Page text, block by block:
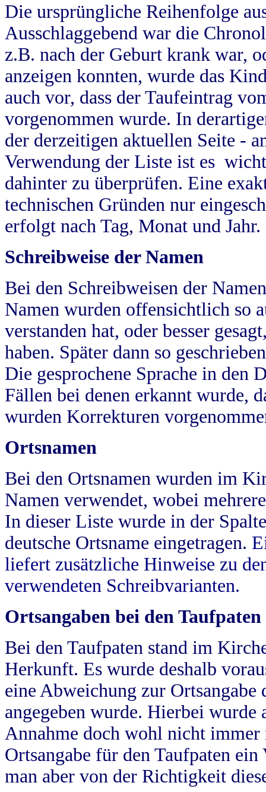
Die ursprüngliche Reihenfolge
Ausschlaggebend war die
z.B. nach der Geburt krank war,
anzeigen konnten, wurde das
auch vor, dass der Taufeintrag
vorgenommen wurde. In
der derzeitigen aktuellen Seite -
Verwendung der Liste ist es
dahinter zu überprüfen. Eine
technischen Gründen nur
erfolgt nach Tag, Monat und Jahr.
Schreibweise der Namen
Bei den Schreibweisen der
Namen wurden offensichtlich so
verstanden hat, oder besser
haben. Später dann so
Die gesprochene Sprache in
Fällen bei denen erkannt wurde,
wurden Korrekturen
Ortsnamen
Bei den Ortsnamen wurden im
Namen verwendet, wobei
In dieser Liste wurde in der
deutsche Ortsname eingetragen.
liefert zusätzliche Hinweise zu
verwendeten Schreibvarianten.
Ortsangaben bei den Taufpaten
Bei den Taufpaten stand im
Herkunft. Es wurde deshalb
eine Abweichung zur
angegeben wurde. Hierbei wurde
Annahme doch wohl nicht
Ortsangabe für den Taufpaten
man aber von der Richtigkeit